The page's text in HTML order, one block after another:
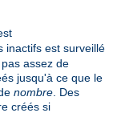
inactifs est surveillé
assez de
jusqu'à ce que le
nombre . Des
créés si